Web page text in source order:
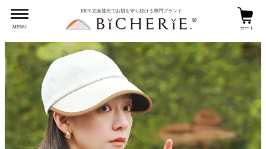
MENU
100％完全遮光でお肌を守り続ける専門ブランド
カート